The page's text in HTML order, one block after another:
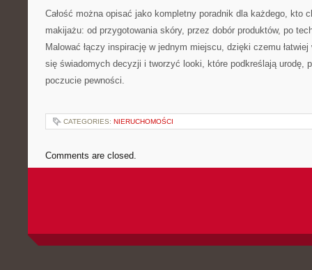
Całość można opisać jako kompletny poradnik dla każdego, kto
makijażu: od przygotowania skóry, przez dobór produktów, po
Malować łączy inspirację w jednym miejscu, dzięki czemu
się świadomych decyzji i tworzyć looki, które podkreślają urodę,
poczucie pewności.
CATEGORIES: NIERUCHOMOŚCI
Comments are closed.